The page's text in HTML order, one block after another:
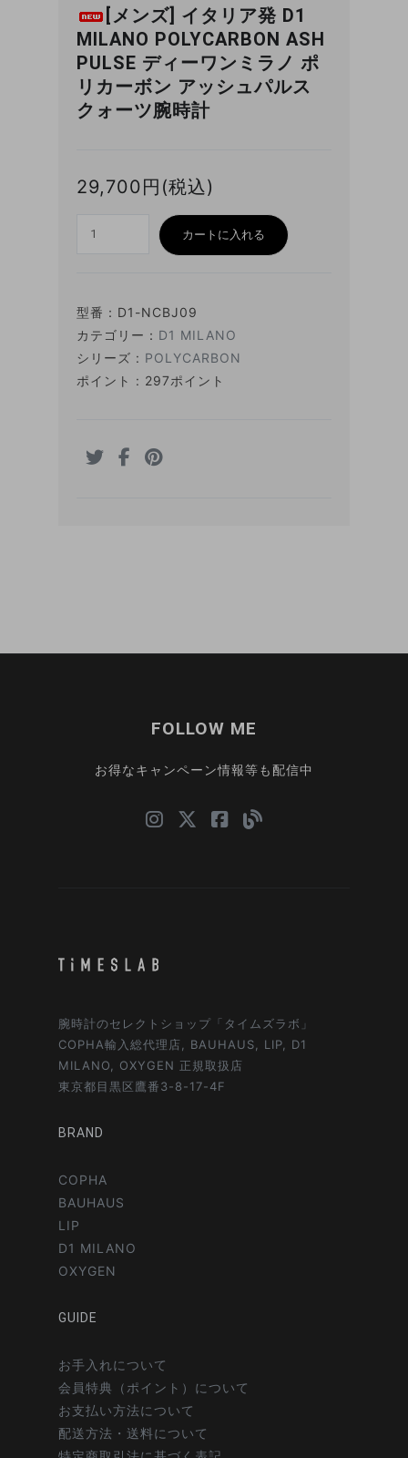
[メンズ] イタリア発 D1
MILANO POLYCARBON ASH
PULSE ディーワンミラノ ポ
リカーボン アッシュパルス
クォーツ腕時計
29,700円(税込)
カートに入れる
型番： D1-NCBJ09
カテゴリー： D1 MILANO
シリーズ : POLYCARBON
ポイント : 297ポイント
FOLLOW ME
お得なキャンペーン情報等も配信中
腕時計のセレクトショップ「タイムズラボ」
COPHA輸入総代理店, BAUHAUS, LIP, D1
MILANO, OXYGEN 正規取扱店
東京都目黒区鷹番3-8-17-4F
BRAND
COPHA
BAUHAUS
LIP
D1 MILANO
OXYGEN
GUIDE
お手入れについて
会員特典（ポイント）について
お支払い方法について
配送方法・送料について